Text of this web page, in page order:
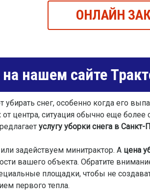
ОНЛАЙН
нашем сайте
снег, особенно когда его
центра, ситуация обычно еще
услугу уборки снега в Санкт-
задействуем минитрактор. А цена
вашего объекта. Обратите
площадки, чтобы не
первого тепла.